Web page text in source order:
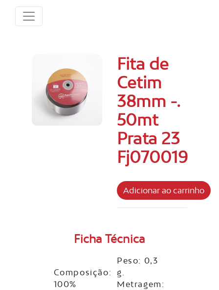
Fita de
Cetim
38mm -.
50mt
Prata 23
Fj070019
Ficha Técnica
Composição:
100%
Peso: 0,3
g.
Metragem: